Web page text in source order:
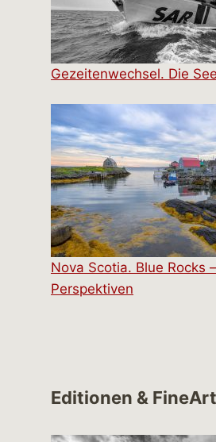
Gezeitenwechsel. Die
Nova Scotia. Blue Rocks
Perspektiven
Editionen &